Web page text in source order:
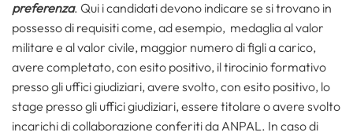
preferenza. Qui i candidati devono indicare se si trovano in
possesso di requisiti come, ad esempio, medaglia al valor
militare e al valor civile, maggior numero di figli a carico,
avere completato, con esito positivo, il tirocinio formativo
presso gli uffici giudiziari, avere svolto, con esito positivo, lo
stage presso gli uffici giudiziari, essere titolare o avere svolto
incarichi di collaborazione conferiti da ANPAL. In caso di